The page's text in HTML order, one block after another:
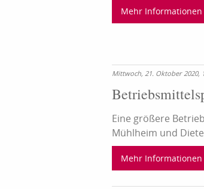
Mehr Informationen
Mittwoch, 21. Oktober 2020,
Eine größere
Mühlheim und
Mehr Informationen